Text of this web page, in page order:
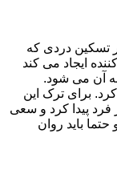
تسکین دردی که
ایجاد می کند
آن می شود.
برای ترک این
فرد پیدا کرد و سعی
باید روان